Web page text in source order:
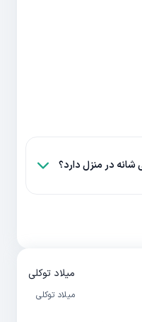
شانه در منزل دارد؟
میلاد توکلی
میلاد توکلی